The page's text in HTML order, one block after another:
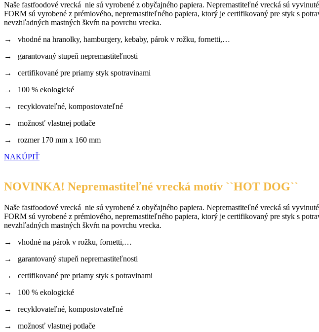
Naše fastfoodové vrecká nie sú vyrobené z obyčajného papiera. Nepremastiteľné vrecká sú
FORM sú vyrobené z prémiového, nepremastiteľného papiera, ktorý je certifikovaný pre styk s
nevzhľadných mastných škvŕn na povrchu vrecka.
→ vhodné na hranolky, hamburgery, kebaby, párok v rožku, fornetti,…
→ garantovaný stupeň nepremastiteľnosti
→ certifikované pre priamy styk spotravinami
→ 100 % ekologické
→ recyklovateľné, kompostovateľné
→ možnosť vlastnej potlače
→ rozmer 170 mm x 160 mm
NAKÚPIŤ
NOVINKA! Nepremastiteľné vrecká motív ``HOT DOG``
Naše fastfoodové vrecká nie sú vyrobené z obyčajného papiera. Nepremastiteľné vrecká sú
FORM sú vyrobené z prémiového, nepremastiteľného papiera, ktorý je certifikovaný pre styk s
nevzhľadných mastných škvŕn na povrchu vrecka.
→ vhodné na párok v rožku, fornetti,…
→ garantovaný stupeň nepremastiteľnosti
→ certifikované pre priamy styk s potravinami
→ 100 % ekologické
→ recyklovateľné, kompostovateľné
→ možnosť vlastnej potlače